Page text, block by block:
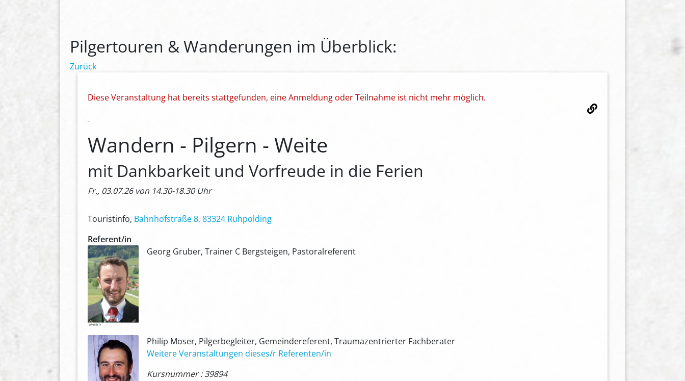
Pilgertouren & Wanderungen im Überblick:
Zurück
Diese Veranstaltung hat bereits stattgefunden, eine Anmeldung oder Teilnahme ist nicht mehr möglich.
Wandern - Pilgern - Weite
mit Dankbarkeit und Vorfreude in die Ferien
Fr., 03.07.26 von 14.30-18.30 Uhr
Touristinfo, Bahnhofstraße 8, 83324 Ruhpolding
Referent/in
Georg Gruber, Trainer C Bergsteigen, Pastoralreferent
Philip Moser, Pilgerbegleiter, Gemeindereferent, Traumazentrierter Fachberater
Weitere Veranstaltungen dieses/r Referenten/in
Kursnummer : 39894